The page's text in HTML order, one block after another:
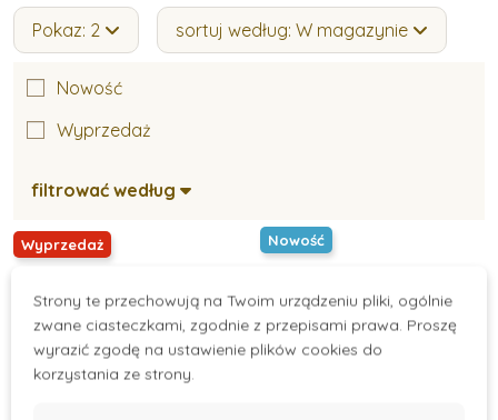
Pokaz: 2 sortuj według: W magazynie
filtrować według
Nowość
Wyprzedaż
Wyprzedaż Nowość
Strony te przechowują na Twoim urządzeniu pliki, ogólnie
zwane ciasteczkami, zgodnie z przepisami prawa. Proszę
wyrazić zgodę na ustawienie plików cookies do
korzystania ze strony.